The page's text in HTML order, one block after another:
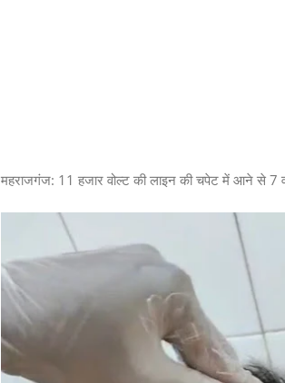
महराजगंज: 11 हजार वोल्ट की लाइन की चपेट में आने से 7